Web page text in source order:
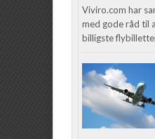
Viviro.com har
med gode råd til
billigste